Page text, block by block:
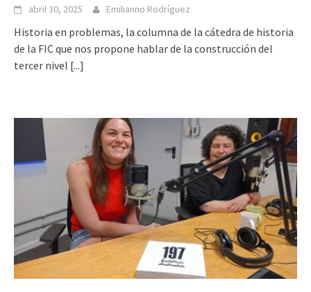
abril 30, 2025 Emilianno Rodríguez
Historia en problemas, la columna de la cátedra de historia
de la FIC que nos propone hablar de la construcción del
tercer nivel [...]